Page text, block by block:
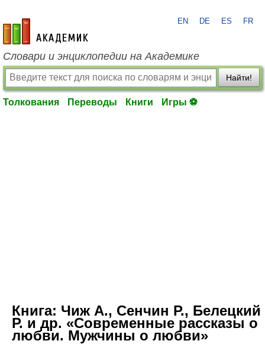
academic.ru
EN DE ES FR
Словари и энциклопедии на Академике
Найти!
Толкования Переводы Книги Игры ⚽
Книга: Чиж А., Сенчин Р., Белецкий
Р. и др. «Современные рассказы о
любви. Мужчины о любви»